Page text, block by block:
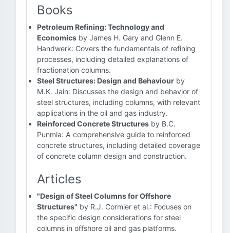
Books
Petroleum Refining: Technology and
Economics by James H. Gary and Glenn E.
Handwerk: Covers the fundamentals of refining
processes, including detailed explanations of
fractionation columns.
Steel Structures: Design and Behaviour by
M.K. Jain: Discusses the design and behavior of
steel structures, including columns, with relevant
applications in the oil and gas industry.
Reinforced Concrete Structures by B.C.
Punmia: A comprehensive guide to reinforced
concrete structures, including detailed coverage
of concrete column design and construction.
Articles
"Design of Steel Columns for Offshore
Structures" by R.J. Cormier et al.: Focuses on
the specific design considerations for steel
columns in offshore oil and gas platforms.